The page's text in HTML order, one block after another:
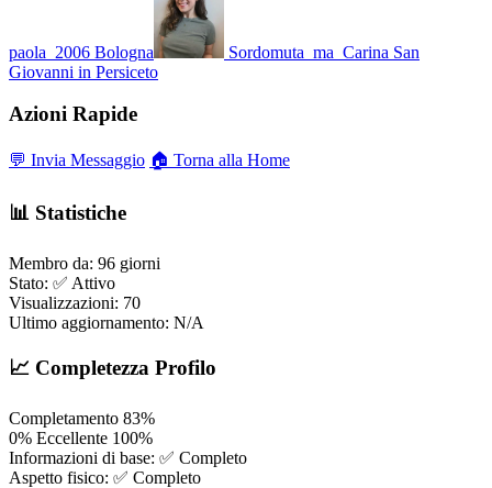
paola_2006 Bologna Sordomuta_ma_Carina San
Giovanni in Persiceto
Azioni Rapide
💬 Invia Messaggio 🏠 Torna alla Home
📊 Statistiche
Membro da: 96 giorni
Stato: ✅ Attivo
Visualizzazioni: 70
Ultimo aggiornamento: N/A
📈 Completezza Profilo
Completamento 83%
0% Eccellente 100%
Informazioni di base: ✅ Completo
Aspetto fisico: ✅ Completo